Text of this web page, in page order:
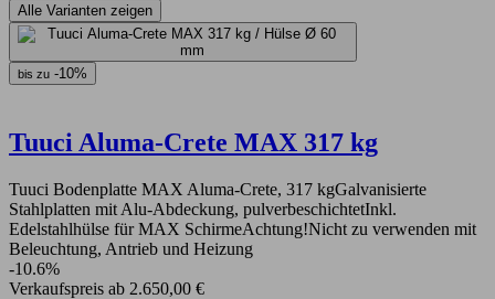
Alle Varianten zeigen
bis zu -10%
Tuuci Aluma-Crete MAX 317 kg
Tuuci Bodenplatte MAX Aluma-Crete, 317 kgGalvanisierte
Stahlplatten mit Alu-Abdeckung, pulverbeschichtetInkl.
Edelstahlhülse für MAX SchirmeAchtung!Nicht zu verwenden mit
Beleuchtung, Antrieb und Heizung
-10.6%
Verkaufspreis ab 2.650,00 €